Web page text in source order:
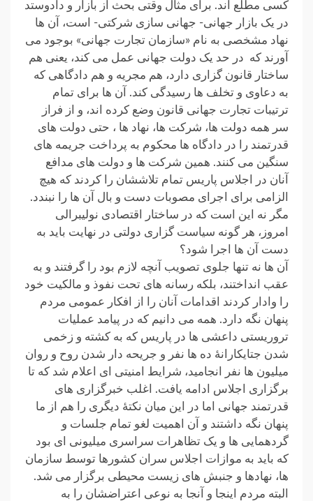
کسی مطلع اند. برای مثال وقتی بحث از بازار و دادوستد
در یک بازار جهانی- جهانی سازی شرکتی- است، آن ها
نهاد مشخصی به نام «سازمان تجارت جهانی» بوجود می
آورند که در حد یک دولت جهانی عمل می کند، یعنی هم
ساختار قانون گزاری دارد، هم مجریه و هم دادگاهی که
به دعاوی و تخلف ها رسیدگی کند. آن ها برای تمام
ترتیبات تجارت جهانی قانون وضع کرده اند، و از فراز
سر همه دولت ها، شرکت ها، نهاد ها ، حتی دولت های
قدرتمند را در دادگاه ها محکوم به پرداخت جریمه های
سنگین می کنند. همین شرکت ها و دولت های مدافع
آنان در اجلاس پاریس تمام تلاششان را کردند که هیچ
الزامی برای اجرای مصوبات دست و بال آن ها را نبندد.
مگر نه این است که در ساختار اقتصادی نولیبرالی
امروز، هر گونه سیاست گزاری دولتی در نهایت باید به
دست آن ها اجرا شود؟
آن ها نه تنها جلوی تصویب آنچه لازم بود را گرفتند و به
عقب انداختند، بلکه رسانه های تحت نفوذ و مالکیت خود
را وادار کردند اقدامات آنان را از افکار عمومی مردم
پنهان نگه دارد. همه می دانیم که در پیامد عملیات
تروریستی داعشی ها در پاریس که به کشته و زخمی
شدن جتایکارانۀ ده ها نفر و جریحه دار شدن روح و روان
میلیون ها نفر انجامید، شرایط امنیتی ای اعلام شد که تا
برگزاری اجلاس ادامه یافت. اغلب خبرگزاری های
قدرتمند جهانی اما در این میان نکتۀ دیگری را هم از ما
پنهان نگه داشتند و آن اهمیت لغو تمام جلسات و
گردهمایی ها و یک تظاهرات سراسری میلیونی ای بود
که باید به موازات اجلاس سران کشورها توسط سازمان
ها، نهادها و جنبش های زیست محیطی برگزار می شد.
البته مردم اینجا و آنجا به نوعی اعتراضشان را به